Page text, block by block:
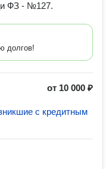
ФЗ - №127.
долгов!
от 10 000 ₽
с кредитным